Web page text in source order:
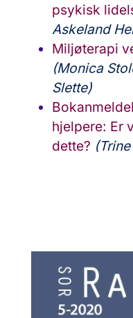
psykisk
Askeland
Miljøterapi
(Monica
Slette)
hjelpere: Er
dette?